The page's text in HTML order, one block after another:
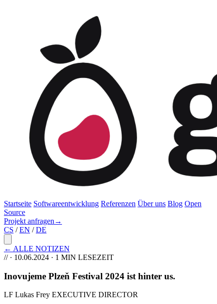
Startseite Softwareentwicklung Referenzen Über uns Blog Open
Source
Projekt anfragen →
CS / EN / DE
← ALLE NOTIZEN
// · 10.06.2024 · 1 MIN LESEZEIT
Inovujeme Plzeň Festival 2024 ist hinter us.
LF Lukas Frey EXECUTIVE DIRECTOR